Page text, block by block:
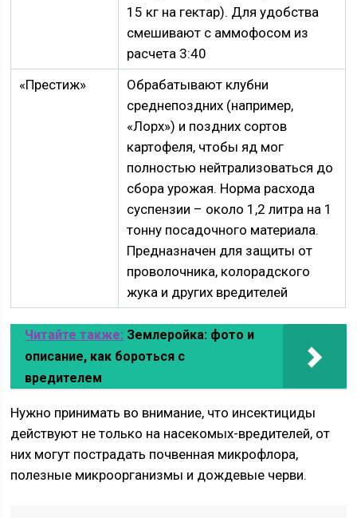
15 кг на гектар). Для удобства
смешивают с аммофосом из
расчета 3:40
«Престиж»
Обрабатывают клубни
среднепоздних (например,
«Лорх») и поздних сортов
картофеля, чтобы яд мог
полностью нейтрализоваться до
сбора урожая. Норма расхода
суспензии – около 1,2 литра на 1
тонну посадочного материала.
Предназначен для защиты от
проволочника, колорадского
жука и других вредителей
Читайте также: Землеройка: фото и
описание, как бороться с
вредителем
Нужно принимать во внимание, что инсектициды
действуют не только на насекомых-вредителей, от
них могут пострадать почвенная микрофлора,
полезные микроорганизмы и дождевые черви.